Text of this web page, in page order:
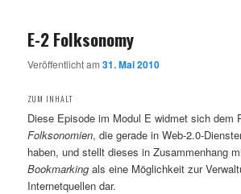
E-2 Folksonomy
Veröffentlicht am31. Mai 2010
ZUM INHALT
Diese Episode im Modul E widmet sich dem
Folksonomien, die gerade in Web-2.0-
haben, und stellt dieses in Zusammenhang
Bookmarking als eine Möglichkeit zur
Internetquellen dar.